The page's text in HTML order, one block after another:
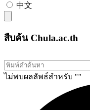
中文
สืบค้น Chula.ac.th
ไม่พบผลลัพธ์สำหรับ ""